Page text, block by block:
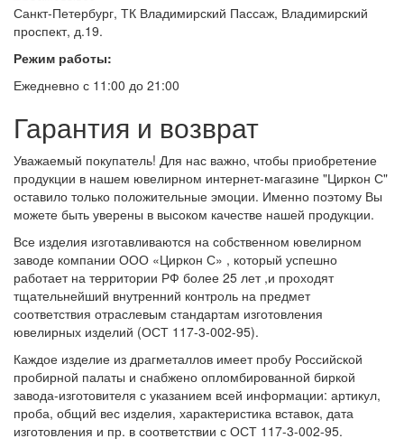
Санкт-Петербург, ТК Владимирский Пассаж, Владимирский
проспект, д.19.
Режим работы:
Ежедневно с 11:00 до 21:00
Гарантия и возврат
Уважаемый покупатель! Для нас важно, чтобы приобретение
продукции в нашем ювелирном интернет-магазине "Циркон С"
оставило только положительные эмоции. Именно поэтому Вы
можете быть уверены в высоком качестве нашей продукции.
Все изделия изготавливаются на собственном ювелирном
заводе компании ООО «Циркон С» , который успешно
работает на территории РФ более 25 лет ,и проходят
тщательнейший внутренний контроль на предмет
соответствия отраслевым стандартам изготовления
ювелирных изделий (ОСТ 117-3-002-95).
Каждое изделие из драгметаллов имеет пробу Российской
пробирной палаты и снабжено опломбированной биркой
завода-изготовителя с указанием всей информации: артикул,
проба, общий вес изделия, характеристика вставок, дата
изготовления и пр. в соответствии с ОСТ 117-3-002-95.